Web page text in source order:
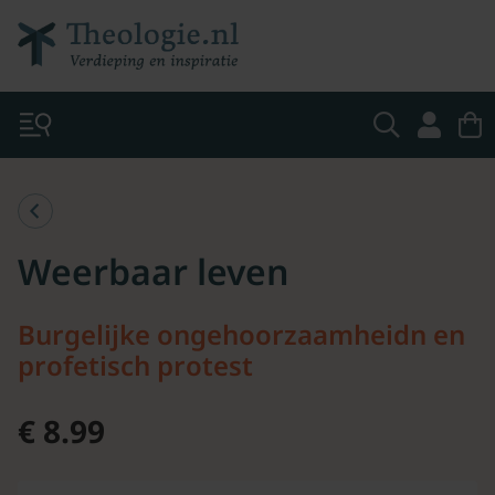
Weerbaar leven
Burgelijke ongehoorzaamheidn en
profetisch protest
€ 8.99